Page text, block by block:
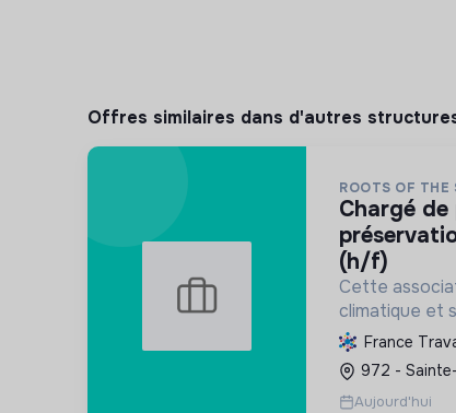
Offres similaires dans d'autres
ROOTS OF
chargé de projet scientifique &
(h/f)
Cette
climatique et
protège et
marins et
mobilise les
France
972 -
Aujourd'hui